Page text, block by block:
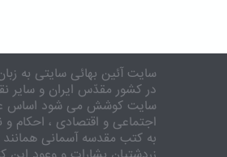
سایت آئین بهائی سایتی به
در کشور مقدّس ایران و سایر
سایت کوشش می شود اساس
اجتماعی و اقتصادی ، احکام
به کتب مقدسه آسمانی